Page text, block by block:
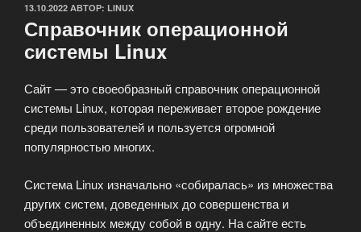
ОПУБЛИКОВАНО
13.10.2022 АВТОР: LINUX
Справочник операционной
системы Linux
Сайт — это своеобразный справочник операционной
системы Linux, которая переживает второе рождение
среди пользователей и пользуется огромной
популярностью многих.
Система Linux изначально «собиралась» из множества
других систем, доведенных до совершенства и
объединенных между собой в одну. На сайте есть